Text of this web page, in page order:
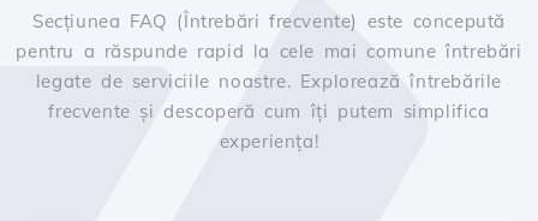
Secțiunea FAQ (Întrebări frecvente) este concepută
pentru a răspunde rapid la cele mai comune întrebări
legate de serviciile noastre. Explorează întrebările
frecvente și descoperă cum îți putem simplifica
experiența!